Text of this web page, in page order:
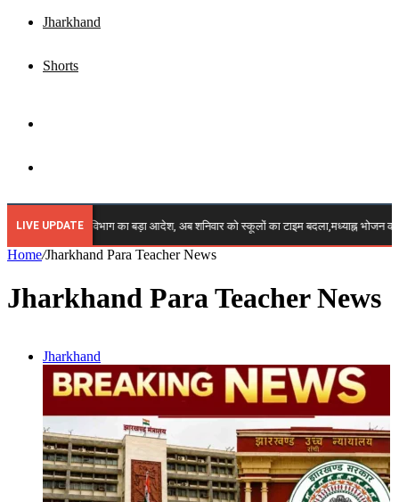
Jharkhand
Shorts
for
LIVE UPDATE
🔴 ब्रेकिंग: शिक्षा विभाग का बड़ा आदेश, अब शनिवार को स्कूलों का टाइम बदला,मध्याह्न भोजन
Home/Jharkhand Para Teacher News
Jharkhand Para Teacher News
Jharkhand